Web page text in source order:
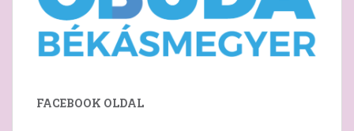
FACEBOOK OLDAL